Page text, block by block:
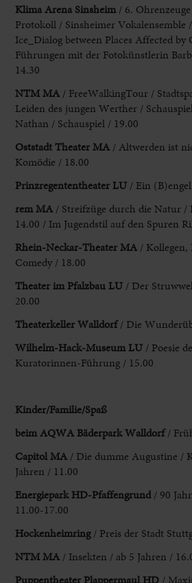
Klima Arena Sinsheim / 6.
Protokoll / Sinsheimer Vokalensemble
Ice_Dialog between Places Affected by
Führungen mit der Fotokünstlerin
14.30
NTM MA / FreeWalkingTour /
Leiden des jungen Werther /
Nathan / Schauspiel / 19.00
Oststadt Theater MA / Altwerden ist
Komödie / 18.00
Prinzregententheater LU / Ein
rem MA / Streifzüge durch die Natur
14.00 / Im Jugendstil auf den Spuren
Rhein-Neckar-Theater MA /
Comedy / 18.00
Theaterim Pfalzbau LU / Der
20.00
Theaterkeller Walldorf/ Die
Wilhelm-Hack-Museum LU / Poesie
Kuratorinnen-Führung / 15.00
Kinder/Familie/Spaß
beim AQWA Bäderpark Walldorf/
Capitol MA / Die dumme Augustine /
Jahren / 11.00
Energiepark HD-Pfaffengrund/ 90
11.00-17.00
Hockenheimring/ Preis der Stadt
NTM MA / Insekten / ab 5 Jahren /